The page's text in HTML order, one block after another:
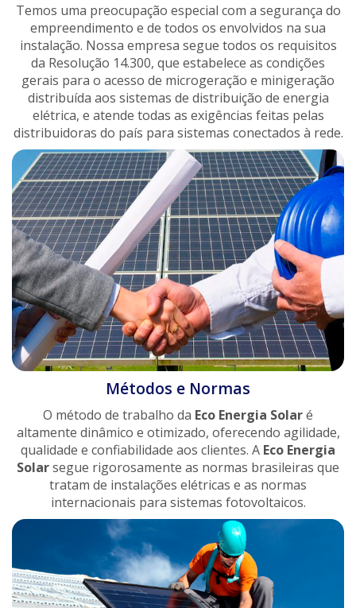
Temos uma preocupação especial com a segurança do
empreendimento e de todos os envolvidos na sua
instalação. Nossa empresa segue todos os requisitos
da Resolução 14.300, que estabelece as condições
gerais para o acesso de microgeração e minigeração
distribuída aos sistemas de distribuição de energia
elétrica, e atende todas as exigências feitas pelas
distribuidoras do país para sistemas conectados à rede.
Métodos e Normas
O método de trabalho da Eco Energia Solaré
altamente dinâmico e otimizado, oferecendo agilidade,
qualidade e confiabilidade aos clientes. A Eco Energia
Solarsegue rigorosamente as normas brasileiras que
tratam de instalações elétricas e as normas
internacionais para sistemas fotovoltaicos.